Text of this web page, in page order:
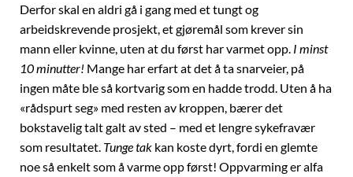
Derfor skal en aldri gå i gang med et tungt og
arbeidskrevende prosjekt, et gjøremål som krever sin
mann eller kvinne, uten at du først har varmet opp. I minst
10 minutter! Mange har erfart at det å ta snarveier, på
ingen måte ble så kortvarig som en hadde trodd. Uten å ha
«rådspurt seg» med resten av kroppen, bærer det
bokstavelig talt galt av sted – med et lengre sykefravær
som resultatet. Tunge tak kan koste dyrt, fordi en glemte
noe så enkelt som å varme opp først! Oppvarming er alfa